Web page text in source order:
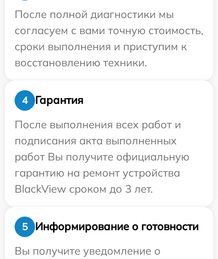
После полной диагностики мы
согласуем с вами точную стоимость,
сроки выполнения и приступим к
восстановлению техники.
4
Гарантия
После выполнения всех работ и
подписания акта выполненных
работ Вы получите официальную
гарантию на ремонт устройства
BlackView сроком до 3 лет.
5
Информирование о готовности
Вы получите уведомление о